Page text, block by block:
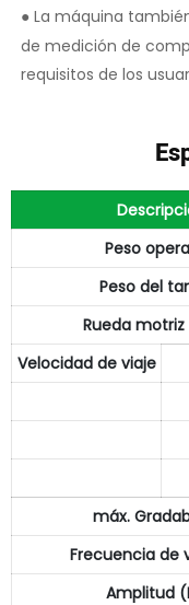
● La máquina
de medición de
requisitos de los
Peso
Peso del
Rueda
Velocidad de viaje
máx.
Frecuencia de
Amplitud